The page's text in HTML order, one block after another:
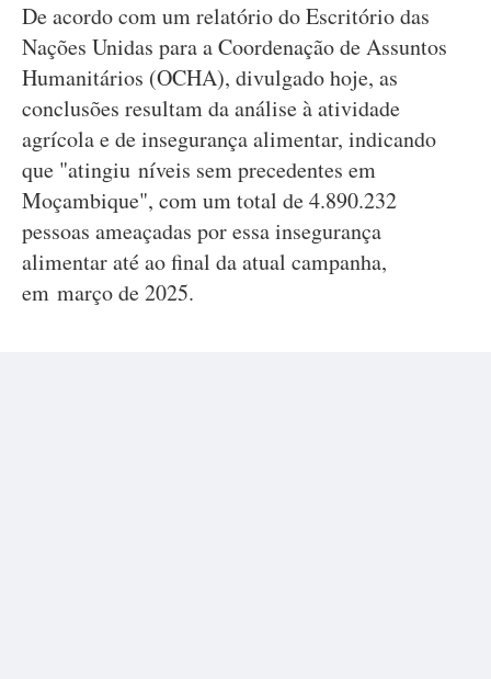
De acordo com um relatório do Escritório das
Nações Unidas para a Coordenação de Assuntos
Humanitários (OCHA), divulgado hoje, as
conclusões resultam da análise à atividade
agrícola e de insegurança alimentar, indicando
que "atingiu níveis sem precedentes em
Moçambique", com um total de 4.890.232
pessoas ameaçadas por essa insegurança
alimentar até ao final da atual campanha,
em março de 2025.